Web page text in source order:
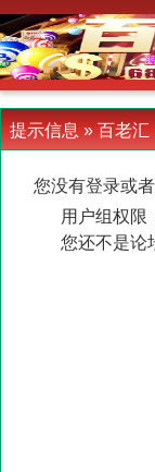
提示信息 » 百老汇
您没有登录或
用户组权限
您还不是论